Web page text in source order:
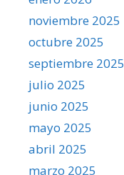
noviembre 2025
octubre 2025
septiembre 2025
julio 2025
junio 2025
mayo 2025
abril 2025
marzo 2025